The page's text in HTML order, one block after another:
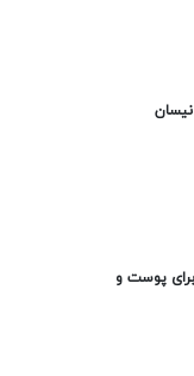
پوست و